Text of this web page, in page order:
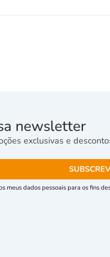
newsletter
exclusivas e
dados pessoais para os fins